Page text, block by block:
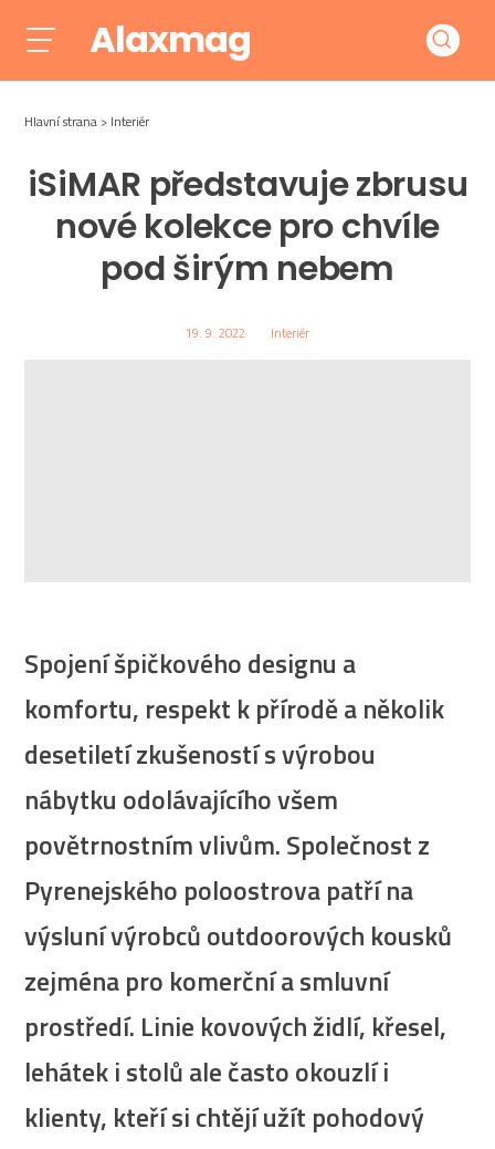
Alaxmag
Hlavní strana Interiér
iSiMAR představuje zbrusu
nové kolekce pro chvíle
pod širým nebem
19. 9. 2022 Interiér
Spojení špičkového designu a
komfortu, respekt k přírodě a několik
desetiletí zkušeností s výrobou
nábytku odolávajícího všem
povětrnostním vlivům. Společnost z
Pyrenejského poloostrova patří na
výsluní výrobců outdoorových kousků
zejména pro komerční a smluvní
prostředí. Linie kovových židlí, křesel,
lehátek i stolů ale často okouzlí i
klienty, kteří si chtějí užít pohodový